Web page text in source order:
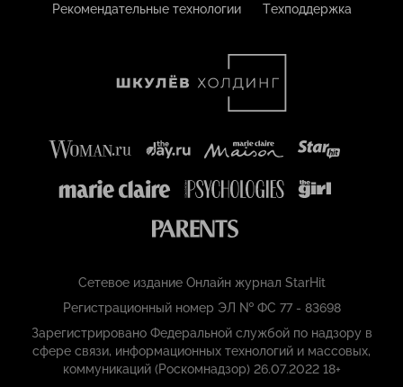
Рекомендательные технологии
Техподдержка
Сетевое издание Онлайн журнал StarHit
Регистрационный номер ЭЛ № ФС 77 - 83698
Зарегистрировано Федеральной службой по надзору в
сфере связи, информационных технологий и массовых,
коммуникаций (Роскомнадзор) 26.07.2022 18+